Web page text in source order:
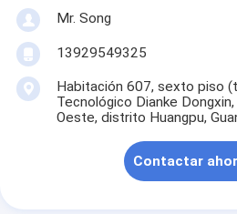
Mr. Song
13929549325
Habitación 607, sexto piso
Tecnológico Dianke
Oeste, distrito Huangpu,
Contactar